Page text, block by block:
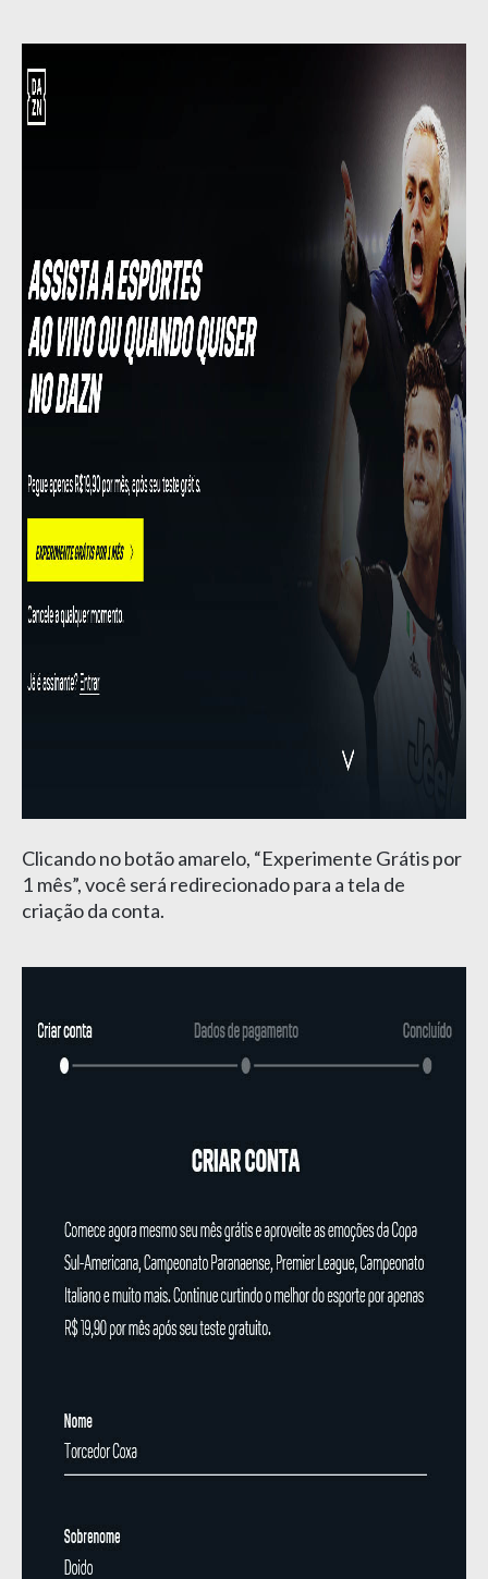
Clicando no botão amarelo, “Experimente Grátis por
1 mês”, você será redirecionado para a tela de
criação da conta.